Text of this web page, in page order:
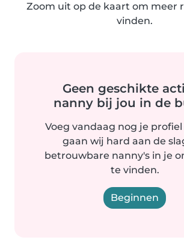
Zoom uit op de kaart om meer
vinden.
Geen geschikte
nanny bij jou in de
Voeg vandaag nog je
gaan wij hard aan de
betrouwbare nanny's in je
te vinden.
Beginnen